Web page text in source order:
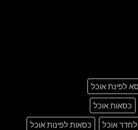
לפינת אוכל
כסאות אוכל
אוכל
כסאות לפינות אוכל